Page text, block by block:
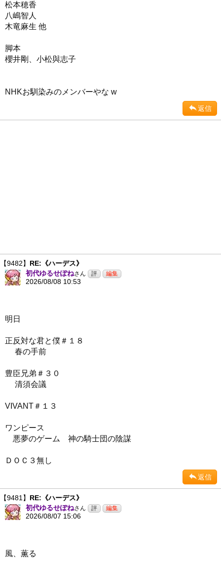
松本穂香
八嶋智人
木竜麻生 他
脚本
櫻井剛、小松與志子
NHKお馴染みのメンバーやな w
返信
【9482】 RE:《ハーデス》
初代ゆるせぽねさん
2026/08/08 10:53
明日
正反対な君と僕＃１８
春の手前
豊臣兄弟＃３０
清須会議
VIVANT＃１３
ワンピース
悪夢のゲーム 神の騎士団の陰謀
ＤＯＣ３無し
返信
【9481】 RE:《ハーデス》
初代ゆるせぽねさん
2026/08/07 15:06
風、薫る